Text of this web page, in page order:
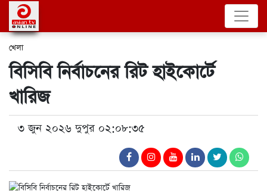
খেলা
বিসিবি নির্বাচনের রিট হাইকোর্টে
খারিজ
৩ জুন ২০২৬ দুপুর ০২:০৮:৩৫